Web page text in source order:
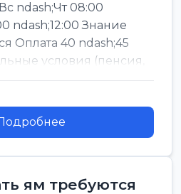
ndash;Чт 08:00
ndash;12:00 Знание
Оплата 40 ndash;45
условия (пенсия,
ям требуются